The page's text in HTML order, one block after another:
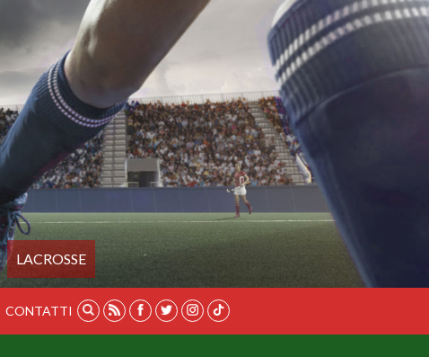
LACROSSE
CONTATTI